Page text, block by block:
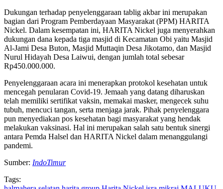
Dukungan terhadap penyelenggaraan tablig akbar ini merupakan
bagian dari Program Pemberdayaan Masyarakat (PPM) HARITA
Nickel. Dalam kesempatan ini, HARITA Nickel juga menyerahkan
dukungan dana kepada tiga masjid di Kecamatan Obi yaitu Masjid
Al-Jami Desa Buton, Masjid Muttaqin Desa Jikotamo, dan Masjid
Nurul Hidayah Desa Laiwui, dengan jumlah total sebesar
Rp450.000.000.
Penyelenggaraan acara ini menerapkan protokol kesehatan untuk
mencegah penularan Covid-19. Jemaah yang datang diharuskan
telah memiliki sertifikat vaksin, memakai masker, mengecek suhu
tubuh, mencuci tangan, serta menjaga jarak. Pihak penyelenggara
pun menyediakan pos kesehatan bagi masyarakat yang hendak
melakukan vaksinasi. Hal ini merupakan salah satu bentuk sinergi
antara Pemda Halsel dan HARITA Nickel dalam menanggulangi
pandemi.
Sumber: IndoTimur
Tags: